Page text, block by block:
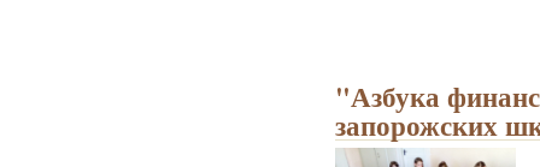
"Азбука
запорожских